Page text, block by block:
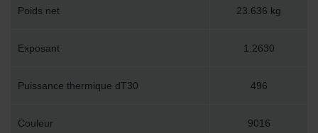
Poids net 23.636 kg
Exposant 1.2630
Puissance thermique dT30 496
Couleur 9016